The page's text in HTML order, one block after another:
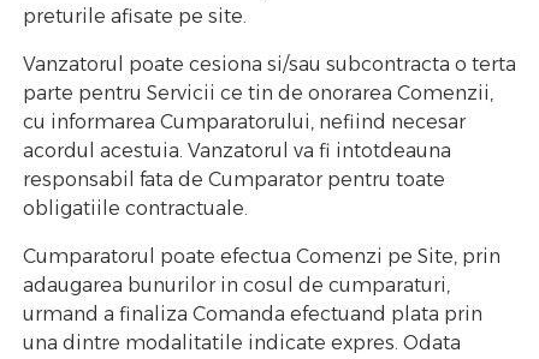
preturile afisate pe site.
Vanzatorul poate cesiona si/sau subcontracta o terta
parte pentru Servicii ce tin de onorarea Comenzii,
cu informarea Cumparatorului, nefiind necesar
acordul acestuia. Vanzatorul va fi intotdeauna
responsabil fata de Cumparator pentru toate
obligatiile contractuale.
Cumparatorul poate efectua Comenzi pe Site, prin
adaugarea bunurilor in cosul de cumparaturi,
urmand a finaliza Comanda efectuand plata prin
una dintre modalitatile indicate expres. Odata